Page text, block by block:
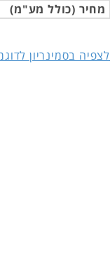
מחיר (כולל מע"מ)
לצפיה בסמינריון